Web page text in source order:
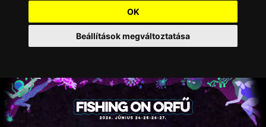
OK
Beállítások megváltoztatása